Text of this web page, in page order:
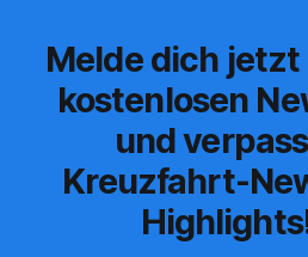
Melde dich
kostenlosen
und
Kreuzfahrt-